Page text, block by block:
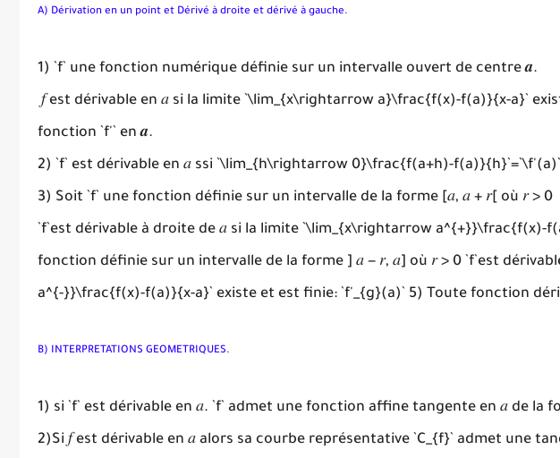
A) Dérivation en un point et Dérivé à droite et dérivé à gauche.
1) `f` une fonction numérique définie sur un intervalle ouvert de centre 𝒂.
𝑓 est dérivable en 𝑎 si la limite `\lim_{x\rightarrow a}\frac{f(x)-f(a)}{x-a}`
fonction `f'` en 𝒂.
2) `f` est dérivable en 𝑎 ssi `\lim_{h\rightarrow 0}\frac{f(a+h)-
3) Soit `f` une fonction définie sur un intervalle de la forme [𝑎, 𝑎 + 𝑟[ où 𝑟 > 0
`f`est dérivable à droite de 𝑎 si la limite `\lim_{x\rightarrow a^{+}}\frac{f(x)-
fonction définie sur un intervalle de la forme ] 𝑎 − 𝑟, 𝑎] où 𝑟 > 0 `f`est
a^{-}}\frac{f(x)-f(a)}{x-a}` existe et est finie: `f'_{g}(a)` 5) Toute fonction
B) INTERPRETATIONS GEOMETRIQUES.
1) si `f` est dérivable en 𝑎. `f` admet une fonction affine tangente en 𝑎 de la
2)Si 𝑓 est dérivable en 𝑎 alors sa courbe représentative `C_{f}` admet une